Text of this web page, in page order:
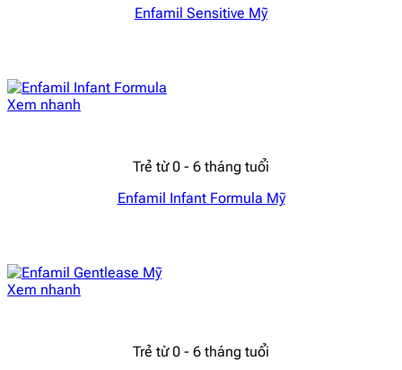
Enfamil Sensitive Mỹ
Xem nhanh
Trẻ từ 0 - 6 tháng tuổi
Enfamil Infant Formula Mỹ
Xem nhanh
Trẻ từ 0 - 6 tháng tuổi